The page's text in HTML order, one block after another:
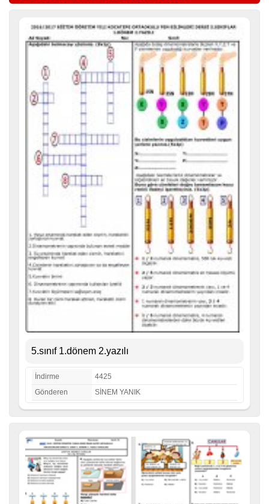
5.sınıf 1.dönem 2.yazılı
İndirme
4425
Gönderen
SİNEM YANIK